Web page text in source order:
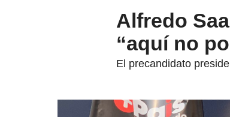
Alfredo
“aquí no
El precandidato